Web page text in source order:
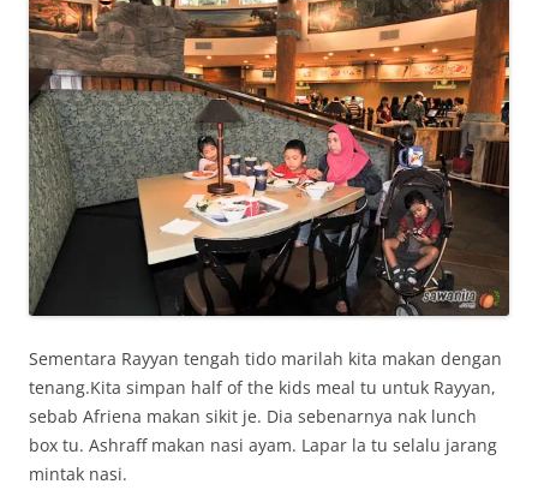
Sementara Rayyan tengah tido marilah kita makan dengan
tenang.Kita simpan half of the kids meal tu untuk Rayyan,
sebab Afriena makan sikit je. Dia sebenarnya nak lunch
box tu. Ashraff makan nasi ayam. Lapar la tu selalu jarang
mintak nasi.